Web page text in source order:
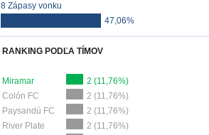
8 Zápasy vonku
47,06%
RANKING PODĽA TÍMOV
Miramar
2 (11,76%)
Colón FC
2 (11,76%)
Paysandú FC
2 (11,76%)
River Plate
2 (11,76%)